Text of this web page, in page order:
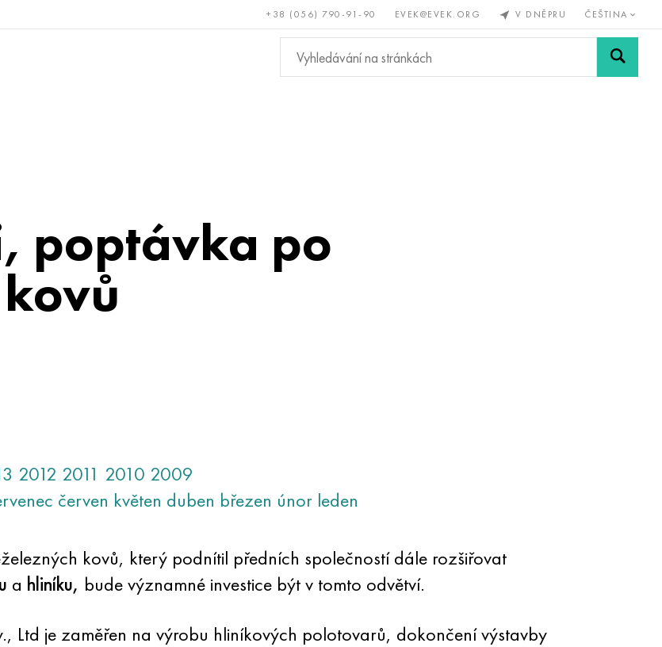
+38 (056) 790-91-90 EVEK@EVEK.ORG V DNĚPRU ČEŠTINA
Bronz, měď, Neželezné
kovy
Legovaná Sítě a
poptávka po
2012 2011 2010 2009
červen květen duben březen únor leden
kovů, který podnítil předních společností dále rozšiřovat
a hliníku, bude významné investice být v tomto odvětví.
Ltd je zaměřen na výrobu hliníkových polotovarů, dokončení výstavby